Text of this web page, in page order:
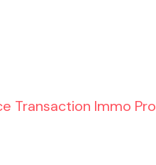
Transaction Immo Pro